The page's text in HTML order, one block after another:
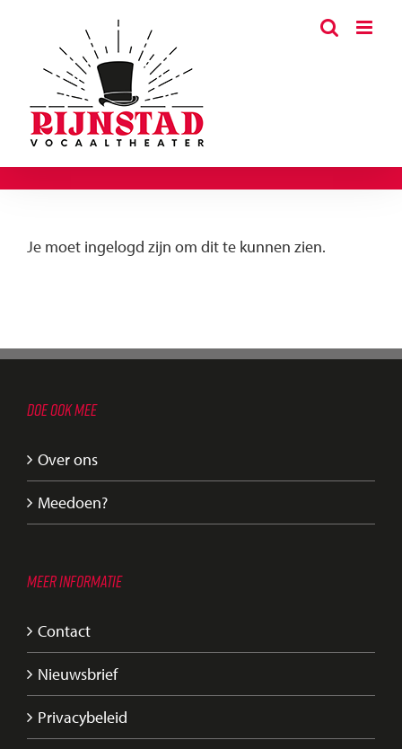
Je moet ingelogd zijn om dit te kunnen zien.
DOE OOK MEE
Over ons
Meedoen?
MEER INFORMATIE
Contact
Nieuwsbrief
Privacybeleid